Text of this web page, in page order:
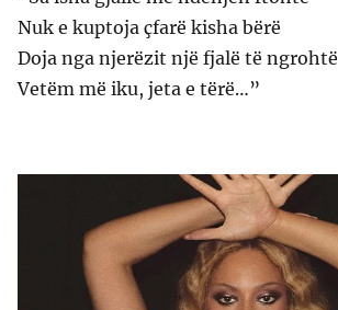
Nuk e kuptoja çfarë kisha bërë
Doja nga njerëzit një fjalë të ngrohtë
Vetëm më iku, jeta e tërë…”